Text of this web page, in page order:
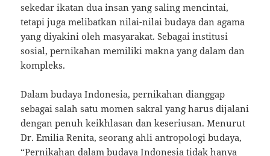
sekedar ikatan dua insan yang saling mencintai,
tetapi juga melibatkan nilai-nilai budaya dan agama
yang diyakini oleh masyarakat. Sebagai institusi
sosial, pernikahan memiliki makna yang dalam dan
kompleks.
Dalam budaya Indonesia, pernikahan dianggap
sebagai salah satu momen sakral yang harus dijalani
dengan penuh keikhlasan dan keseriusan. Menurut
Dr. Emilia Renita, seorang ahli antropologi budaya,
“Pernikahan dalam budaya Indonesia tidak hanya